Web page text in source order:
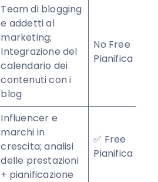
Team di blogging
e addetti al
marketing;
Integrazione del
calendario dei
contenuti con i
blog
No Free
Pianifica
Influencer e
marchi in
crescita; analisi
delle prestazioni
+ pianificazione
✅ Free
Pianifica